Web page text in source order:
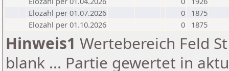
Elozahl per 01.07.2026
0
1875
Elozahl per 01.10.2026
0 1875
Hinweis1 Wertebereich Feld
blank ... Partie gewertet in